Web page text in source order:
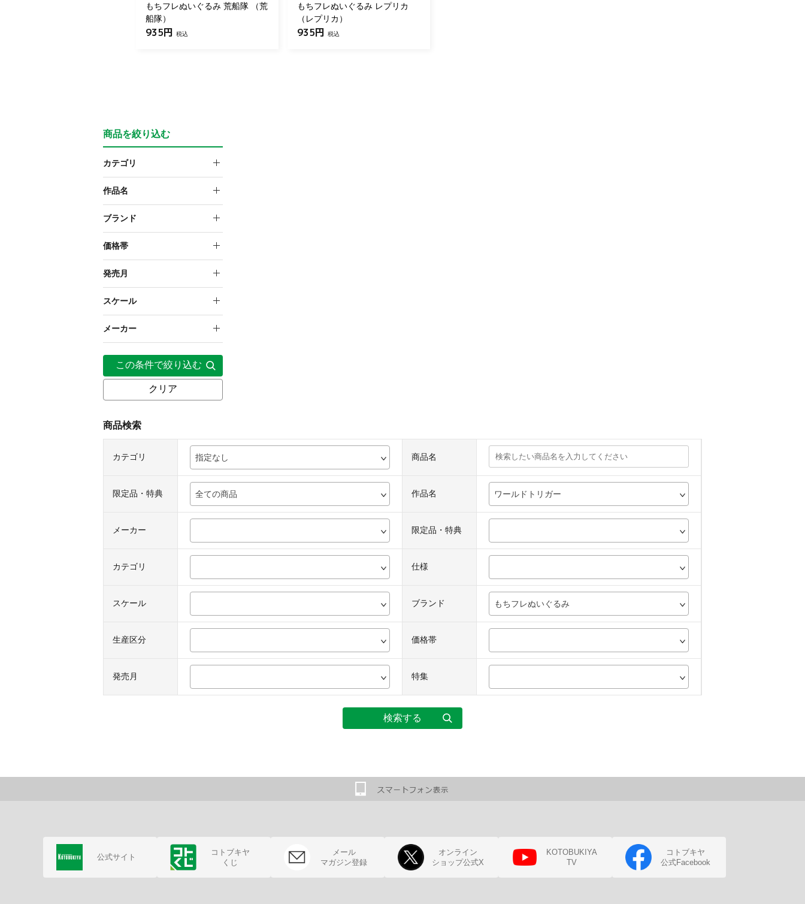
もちフレぬいぐるみ 荒船隊 （荒
船隊）
935円 税込
もちフレぬいぐるみ レプリカ
（レプリカ）
935円 税込
商品を絞り込む
カテゴリ
ぬいぐるみ
作品名
ワールドトリガー
ブランド
もちフレぬいぐるみ
価格帯
～999円
発売月
2022年6月
スケール
NON
メーカー
壽屋
この条件で絞り込む
クリア
商品検索
カテゴリ 指定なし 商品名
限定品・特典 全ての商品 作品名 ワールドトリガー
メーカー 限定品・特典
カテゴリ 仕様
スケール ブランド もちフレぬいぐるみ
生産区分 価格帯
発売月 特集
公式サイト
コトブキヤ
くじ
メール
マガジン登録
オンライン
ショップ公式X
KOTOBUKIYA
TV
コトブキヤ
公式Facebook